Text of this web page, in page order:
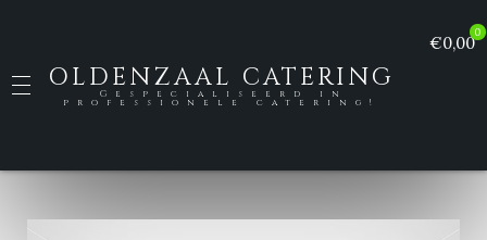
OLDENZAAL CATERING
Gespecialiseerd in
professionele catering!
0
€0,00